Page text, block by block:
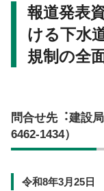
報道発表
ける下水
規制の全
問合せ先︓建設
6462-1434）
令和8年3⽉25⽇